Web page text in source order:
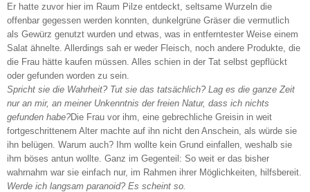
Er hatte zuvor hier im Raum Pilze entdeckt, seltsame Wurzeln die
offenbar gegessen werden konnten, dunkelgrüne Gräser die vermutlich
als Gewürz genutzt wurden und etwas, was in entferntester Weise einem
Salat ähnelte. Allerdings sah er weder Fleisch, noch andere Produkte, die
die Frau hätte kaufen müssen. Alles schien in der Tat selbst gepflückt
oder gefunden worden zu sein.
Spricht sie die Wahrheit? Tut sie das tatsächlich? Lag es die ganze Zeit
nur an mir, an meiner Unkenntnis der freien Natur, dass ich nichts
gefunden habe?Die Frau vor ihm, eine gebrechliche Greisin in weit
fortgeschrittenem Alter machte auf ihn nicht den Anschein, als würde sie
ihn belügen. Warum auch? Ihm wollte kein Grund einfallen, weshalb sie
ihm böses antun wollte. Ganz im Gegenteil: So weit er das bisher
wahrnahm war sie einfach nur, im Rahmen ihrer Möglichkeiten, hilfsbereit.
Werde ich langsam paranoid? Es scheint so.